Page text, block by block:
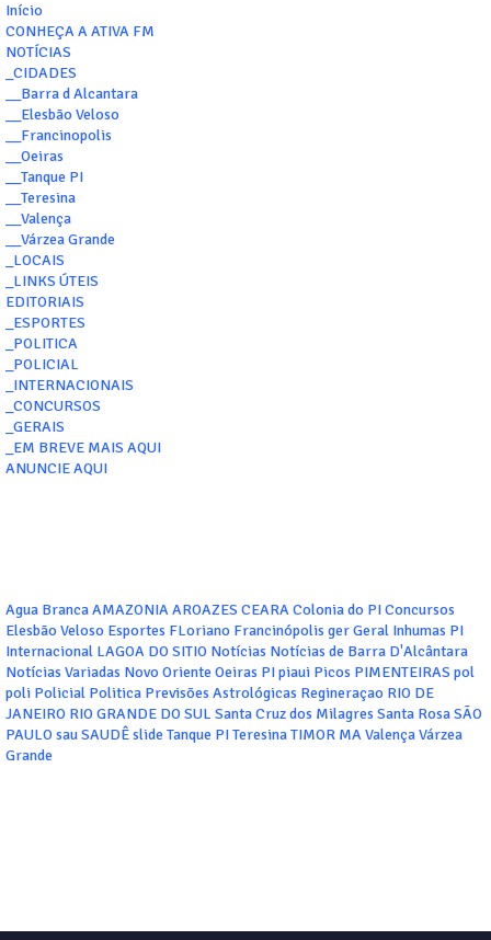
Início
CONHEÇA A ATIVA FM
NOTÍCIAS
_CIDADES
__Barra d Alcantara
__Elesbão Veloso
__Francinopolis
__Oeiras
__Tanque PI
__Teresina
__Valença
__Várzea Grande
_LOCAIS
_LINKS ÚTEIS
EDITORIAIS
_ESPORTES
_POLITICA
_POLICIAL
_INTERNACIONAIS
_CONCURSOS
_GERAIS
_EM BREVE MAIS AQUI
ANUNCIE AQUI
Agua BrancaAMAZONIAAROAZES CEARAColonia do PIConcursos
Elesbão Veloso Esportes FLoriano Francinópolis gerGeral Inhumas PI
Internacional LAGOA DO SITIO Notícias Notícias de Barra D'Alcântara
Notícias Variadas Novo Oriente Oeiras PIpiaui Picos PIMENTEIRAS pol
poli Policial Politica Previsões Astrológicas Regineraçao RIO DE
JANEIRO RIO GRANDE DO SUL Santa Cruz dos Milagres Santa RosaSÃO
PAULOsauSAUDÊslide Tanque PITeresinaTIMOR MAValençaVárzea
Grande